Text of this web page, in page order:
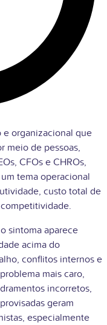
e organizacional que
meio de pessoas,
CFOs e CHROs,
tema operacional
custo total de
sintoma aparece
acima do
conflitos internos e
mais caro,
incorretos,
geram
especialmente